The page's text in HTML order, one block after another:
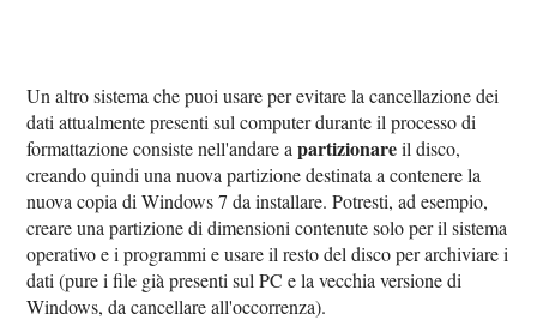
Un altro sistema che puoi usare per evitare la cancellazione dei
dati attualmente presenti sul computer durante il processo di
formattazione consiste nell'andare apartizionareil disco,
creando quindi una nuova partizione destinata a contenere la
nuova copia di Windows 7 da installare. Potresti, ad esempio,
creare una partizione di dimensioni contenute solo per il sistema
operativo e i programmi e usare il resto del disco per archiviare i
dati (pure i file già presenti sul PC e la vecchia versione di
Windows, da cancellare all'occorrenza).